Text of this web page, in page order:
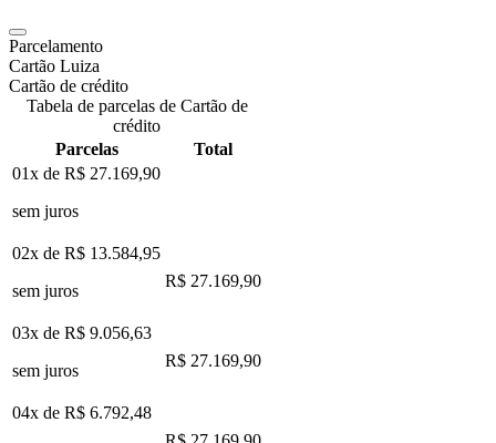
Parcelamento
Cartão Luiza
Cartão de crédito
Tabela de parcelas de Cartão de
crédito
Parcelas
Total
01x de R$ 27.169,90
sem juros
02x de R$ 13.584,95
sem juros
R$ 27.169,90
03x de R$ 9.056,63
sem juros
R$ 27.169,90
04x de R$ 6.792,48